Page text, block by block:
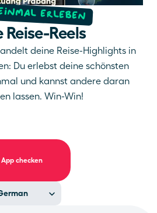
erleben
Reise-Reels
deine Reise-Highlights in
Du erlebst deine schönsten
und kannst andere daran
lassen. Win-Win!
App checken
Language